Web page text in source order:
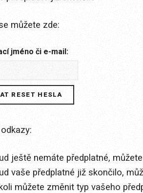
můžete zde:
jméno či e-mail:
ještě nemáte předplatné,
vaše předplatné již skončilo,
můžete změnit typ vašeho